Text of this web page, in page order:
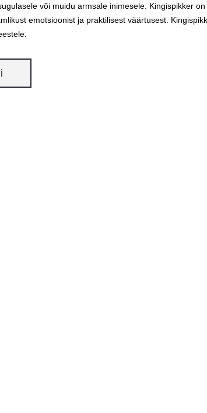
või muidu armsale inimesele. Kingispikker
emotsioonist ja praktilisest väärtusest.